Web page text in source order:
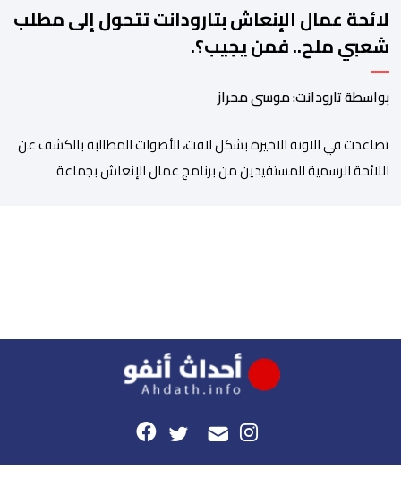
لائحة عمال الإنعاش بتارودانت تتحول إلى مطلب
شعبي ملح.. فمن يجيب؟.
بواسطة تارودانت: موسى محراز
تصاعدت في الاونة الاخيرة بشكل لافت، الأصوات المطالبة بالكشف عن
اللائحة الرسمية للمستفيدين من برنامج عمال الإنعاش بجماعة